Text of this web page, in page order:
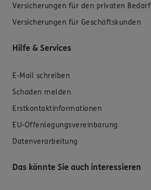
Versicherungen für den privaten Bedarf
Versicherungen für Geschäftskunden
Hilfe & Services
E-Mail schreiben
Schaden melden
Erstkontaktinformationen
EU-Offenlegungsvereinbarung
Datenverarbeitung
Das könnte Sie auch interessieren